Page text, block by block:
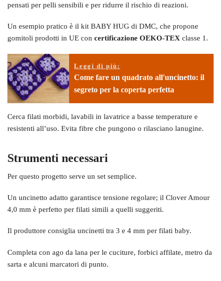
pensati per pelli sensibili e per ridurre il rischio di reazioni.
Un esempio pratico è il kit BABY HUG di DMC, che propone
gomitoli prodotti in UE con certificazione OEKO-TEX classe 1.
Leggi di più:
Come fare un quadrato all'uncinetto: il
segreto per la coperta perfetta
Cerca filati morbidi, lavabili in lavatrice a basse temperature e
resistenti all’uso. Evita fibre che pungono o rilasciano lanugine.
Strumenti necessari
Per questo progetto serve un set semplice.
Un uncinetto adatto garantisce tensione regolare; il Clover Amour
4,0 mm è perfetto per filati simili a quelli suggeriti.
Il produttore consiglia uncinetti tra 3 e 4 mm per filati baby.
Completa con ago da lana per le cuciture, forbici affilate, metro da
sarta e alcuni marcatori di punto.